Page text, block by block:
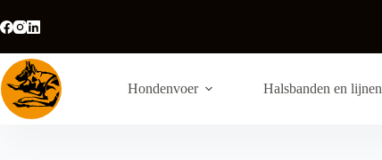
naar
de
inhoud
Hondenvoer Halsbanden en lijnen